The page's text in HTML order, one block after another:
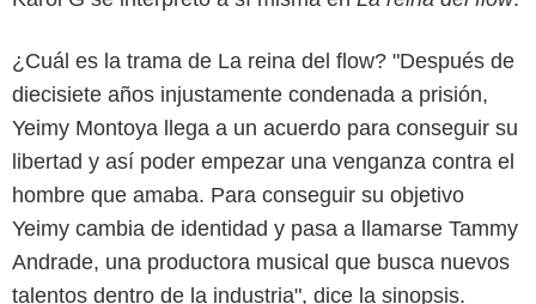
¿Cuál es la trama de La reina del flow? "Después de
diecisiete años injustamente condenada a prisión,
Yeimy Montoya llega a un acuerdo para conseguir su
libertad y así poder empezar una venganza contra el
hombre que amaba. Para conseguir su objetivo
Yeimy cambia de identidad y pasa a llamarse Tammy
Andrade, una productora musical que busca nuevos
talentos dentro de la industria", dice la sinopsis.